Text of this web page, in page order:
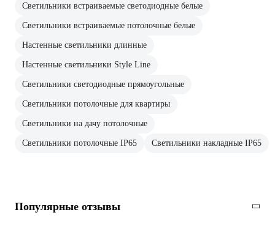
Светильники встраиваемые светодиодные белые
Светильники встраиваемые потолочные белые
Настенные светильники длинные
Настенные светильники Style Line
Светильники светодиодные прямоугольные
Светильники потолочные для квартиры
Светильники на дачу потолочные
Светильники потолочные IP65 Светильники накладные IP65
Популярные отзывы